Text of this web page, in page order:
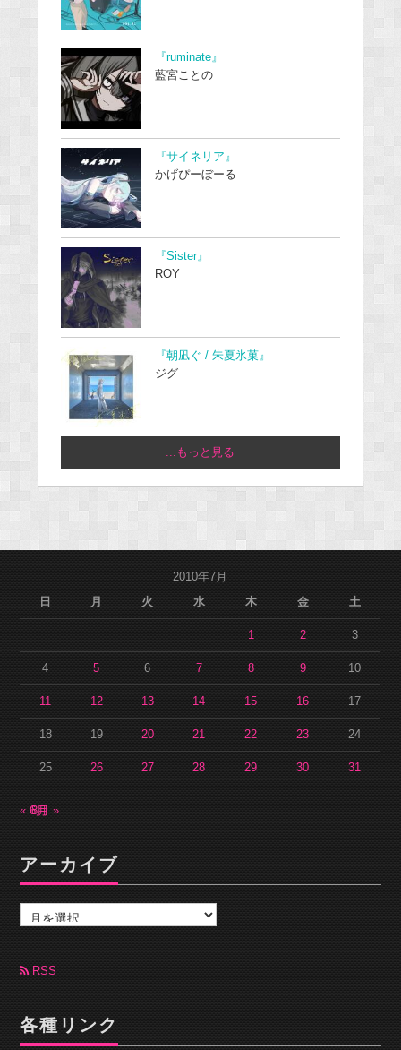
『ruminate』
藍宮ことの
『サイネリア』
かげぴーぼーる
『Sister』
ROY
『朝凪ぐ / 朱夏氷菓』
ジグ
...もっと見る
2010年7月
日
月 火 水 木 金 土
1 2 3
4 5 6 7 8 9 10
11 12 13 14 15 16 17
18 19 20 21 22 23 24
25 26 27 28 29 30 31
« 6月8月 »
アーカイブ
カ
ブRSS
各種リンク